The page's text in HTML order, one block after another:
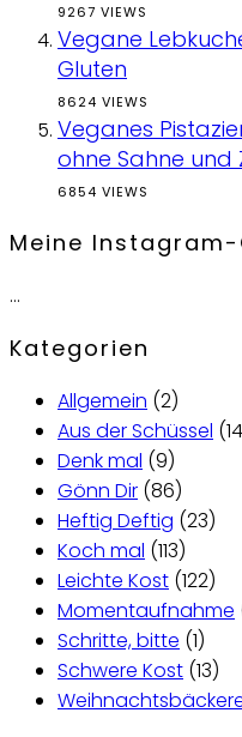
9267 VIEWS
Vegane
Gluten
8624 VIEWS
Veganes
ohne Sahne und
6854 VIEWS
Meine
…
Kategorien
Allgemein (2)
Aus der Schüssel
Denk mal (9)
Gönn Dir (86)
Heftig Deftig (23)
Koch mal (113)
Leichte Kost (122)
Momentaufnahme
Schritte, bitte (1)
Schwere Kost (13)